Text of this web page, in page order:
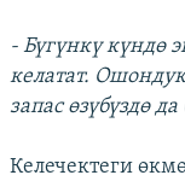
- Бүгүнкү күндө
келатат.
запас өзүбүздө
Келечектеги